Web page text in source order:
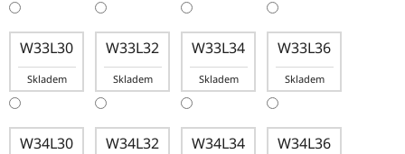
W33L30
Skladem
W33L32
Skladem
W33L34
Skladem
W33L36
Skladem
W34L30 W34L32 W34L34 W34L36